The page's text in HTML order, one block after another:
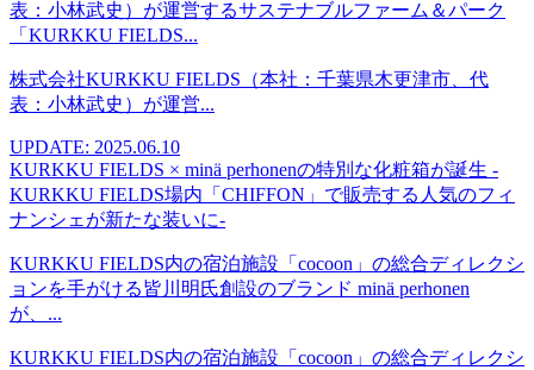
表：小林武史）が運営するサステナブルファーム＆パーク
「KURKKU FIELDS...
株式会社KURKKU FIELDS（本社：千葉県木更津市、代
表：小林武史）が運営...
UPDATE: 2025.06.10
KURKKU FIELDS × minä perhonenの特別な化粧箱が誕生 -
KURKKU FIELDS場内「CHIFFON」で販売する人気のフィ
ナンシェが新たな装いに-
KURKKU FIELDS内の宿泊施設「cocoon」の総合ディレクシ
ョンを手がける皆川明氏創設のブランド minä perhonen
が、...
KURKKU FIELDS内の宿泊施設「cocoon」の総合ディレクシ